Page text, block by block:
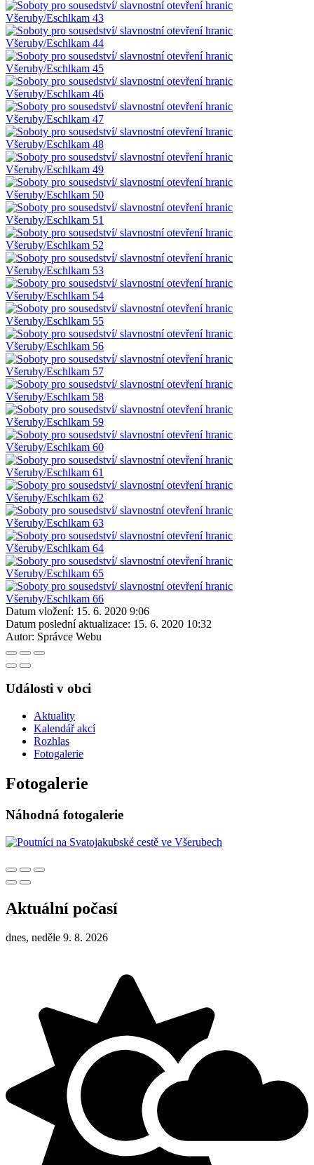
Datum vložení: 15. 6. 2020 9:06
Datum poslední aktualizace: 15. 6. 2020 10:32
Autor: Správce Webu
Události v obci
Aktuality
Kalendář akcí
Rozhlas
Fotogalerie
Fotogalerie
Náhodná fotogalerie
Aktuální počasí
dnes, neděle 9. 8. 2026